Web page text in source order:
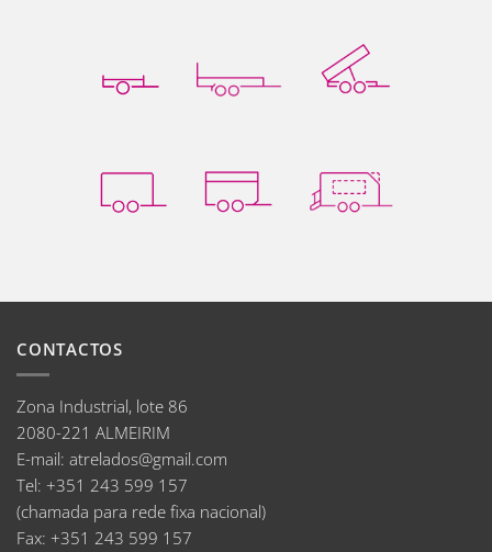
CONTACTOS
Zona Industrial, lote 86
2080-221 ALMEIRIM
E-mail: atrelados@gmail.com
Tel: +351 243 599 157
(chamada para rede fixa nacional)
Fax: +351 243 599 157